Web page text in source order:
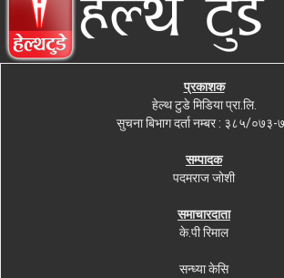
प्रकाशक
हेल्थ टुडे मिडिया प्रा.लि.
सुचना बिभाग दर्ता नम्बर : ३८५/०७३-
सम्पादक
पदमराज जोशी
समाचारदाता
के.पी रिमाल
सन्ध्या केसि